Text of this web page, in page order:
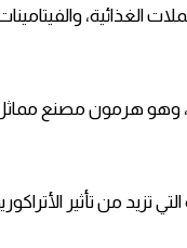
الغذائية،
، وهو هرمون مصنع
تزيد من تأثير